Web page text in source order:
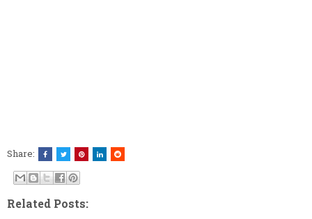
Share:
Related Posts: